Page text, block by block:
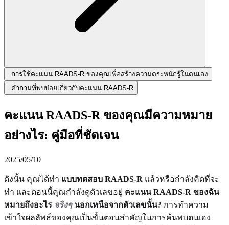
การใช้คะแนน RAADS-R ของคุณเพื่อสร้างความตระหนักรู้ในตนเอง
คำถามที่พบบ่อยเกี่ยวกับคะแนน RAADS-R
คะแนน RAADS-R ของคุณมีความหมาย
อย่างไร: คู่มือที่ชัดเจน
2025/05/10
ดังนั้น คุณได้ทำ แบบทดสอบ RAADS-R แล้วหรือกำลังคิดที่จะ
ทำ และตอนนี้คุณกำลังดูตัวเลขอยู่ คะแนน RAADS-R ของฉัน
หมายถึงอะไร จริงๆนอกเหนือจากตัวเลขนั้น? การทำความ
เข้าใจผลลัพธ์ของคุณเป็นขั้นตอนสำคัญในการค้นพบตนเอง